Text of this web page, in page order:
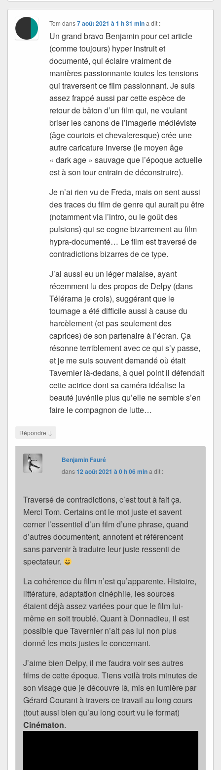
Tom dans7 août 2021 à 1 h 31 min a dit :
Un grand bravo Benjamin pour cet article
(comme toujours) hyper instruit et
documenté, qui éclaire vraiment de
manières passionnante toutes les tensions
qui traversent ce film passionnant. Je suis
assez frappé aussi par cette espèce de
retour de bâton d’un film qui, ne voulant
briser les canons de l’imagerie médiéviste
(âge courtois et chevaleresque) crée une
autre caricature inverse (le moyen âge
« dark age » sauvage que l’époque actuelle
est à son tour entrain de déconstruire).
Je n’ai rien vu de Freda, mais on sent aussi
des traces du film de genre qui aurait pu être
(notamment via l’intro, ou le goût des
pulsions) qui se cogne bizarrement au film
hypra-documenté… Le film est traversé de
contradictions bizarres de ce type.
J’ai aussi eu un léger malaise, ayant
récemment lu des propos de Delpy (dans
Télérama je crois), suggérant que le
tournage a été difficile aussi à cause du
harcèlement (et pas seulement des
caprices) de son partenaire à l’écran. Ça
résonne terriblement avec ce qui s’y passe,
et je me suis souvent demandé où était
Tavernier là-dedans, à quel point il défendait
cette actrice dont sa caméra idéalise la
beauté juvénile plus qu’elle ne semble s’en
faire le compagnon de lutte…
Répondre ↓
Benjamin Fauré
dans12 août 2021 à 0 h 06 mina dit :
Traversé de contradictions, c’est tout à fait ça.
Merci Tom. Certains ont le mot juste et savent
cerner l’essentiel d’un film d’une phrase, quand
d’autres documentent, annotent et référencent
sans parvenir à traduire leur juste ressenti de
spectateur.
La cohérence du film n’est qu’apparente. Histoire,
littérature, adaptation cinéphile, les sources
étaient déjà assez variées pour que le film lui-
même en soit troublé. Quant à Donnadieu, il est
possible que Tavernier n’ait pas lui non plus
donné les mots justes le concernant.
J’aime bien Delpy, il me faudra voir ses autres
films de cette époque. Tiens voilà trois minutes de
son visage que je découvre là, mis en lumière par
Gérard Courant à travers ce travail au long cours
(tout aussi bien qu’au long court vu le format)
Cinématon.